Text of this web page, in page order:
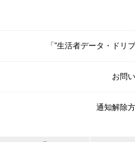
「“生活者データ・ドリ
お問
通知解除